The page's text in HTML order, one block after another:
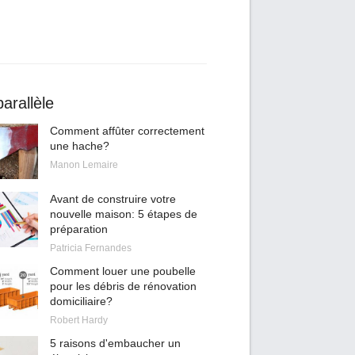
Comment affûter correctement
une hache?
Manon Lemaire
Avant de construire votre
nouvelle maison: 5 étapes de
préparation
Patricia Fernandes
Comment louer une poubelle
pour les débris de rénovation
domiciliaire?
Robert Hardy
5 raisons d'embaucher un